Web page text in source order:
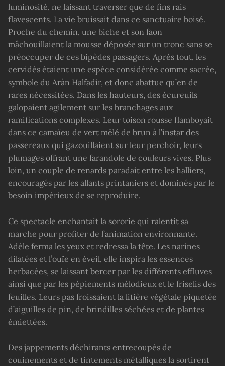
luminosité, ne laissant traverser que de fins rais
flavescents. La vie bruissait dans ce sanctuaire boisé.
Proche du chemin, une biche et son faon
mâchouillaient la mousse déposée sur un tronc sans se
préoccuper de ces bipèdes passagers. Après tout, les
cervidés étaient une espèce considérée comme sacrée,
symbole du Aràn Halfadir, et donc abattue qu’en de
rares nécessitées. Dans les hauteurs, des écureuils
galopaient agilement sur les branchages aux
ramifications complexes. Leur toison rousse flamboyait
dans ce camaïeu de vert mêlé de brun à l’instar des
passereaux qui gazouillaient sur leur perchoir, leurs
plumages offrant une farandole de couleurs vives. Plus
loin, un couple de renards paradait entre les halliers,
encouragés par les allants printaniers et dominés par le
besoin impérieux de se reproduire.
Ce spectacle enchantait la sororie qui ralentit sa
marche pour profiter de l’animation environnante.
Adèle ferma les yeux et redressa la tête. Les narines
dilatées et l’ouïe en éveil, elle inspira les essences
herbacées, se laissant bercer par les différents effluves
ainsi que par les pépiements mélodieux et le friselis des
feuilles. Leurs pas froissaient la litière végétale piquetée
d’aiguilles de pin, de brindilles séchées et de plantes
émiettées.
Des jappements déchirants entrecoupés de
couinements et de tintements métalliques la sortirent